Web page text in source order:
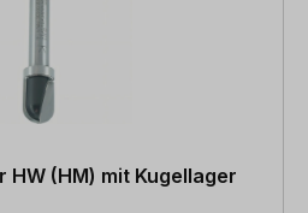
(HM) mit Kugellager